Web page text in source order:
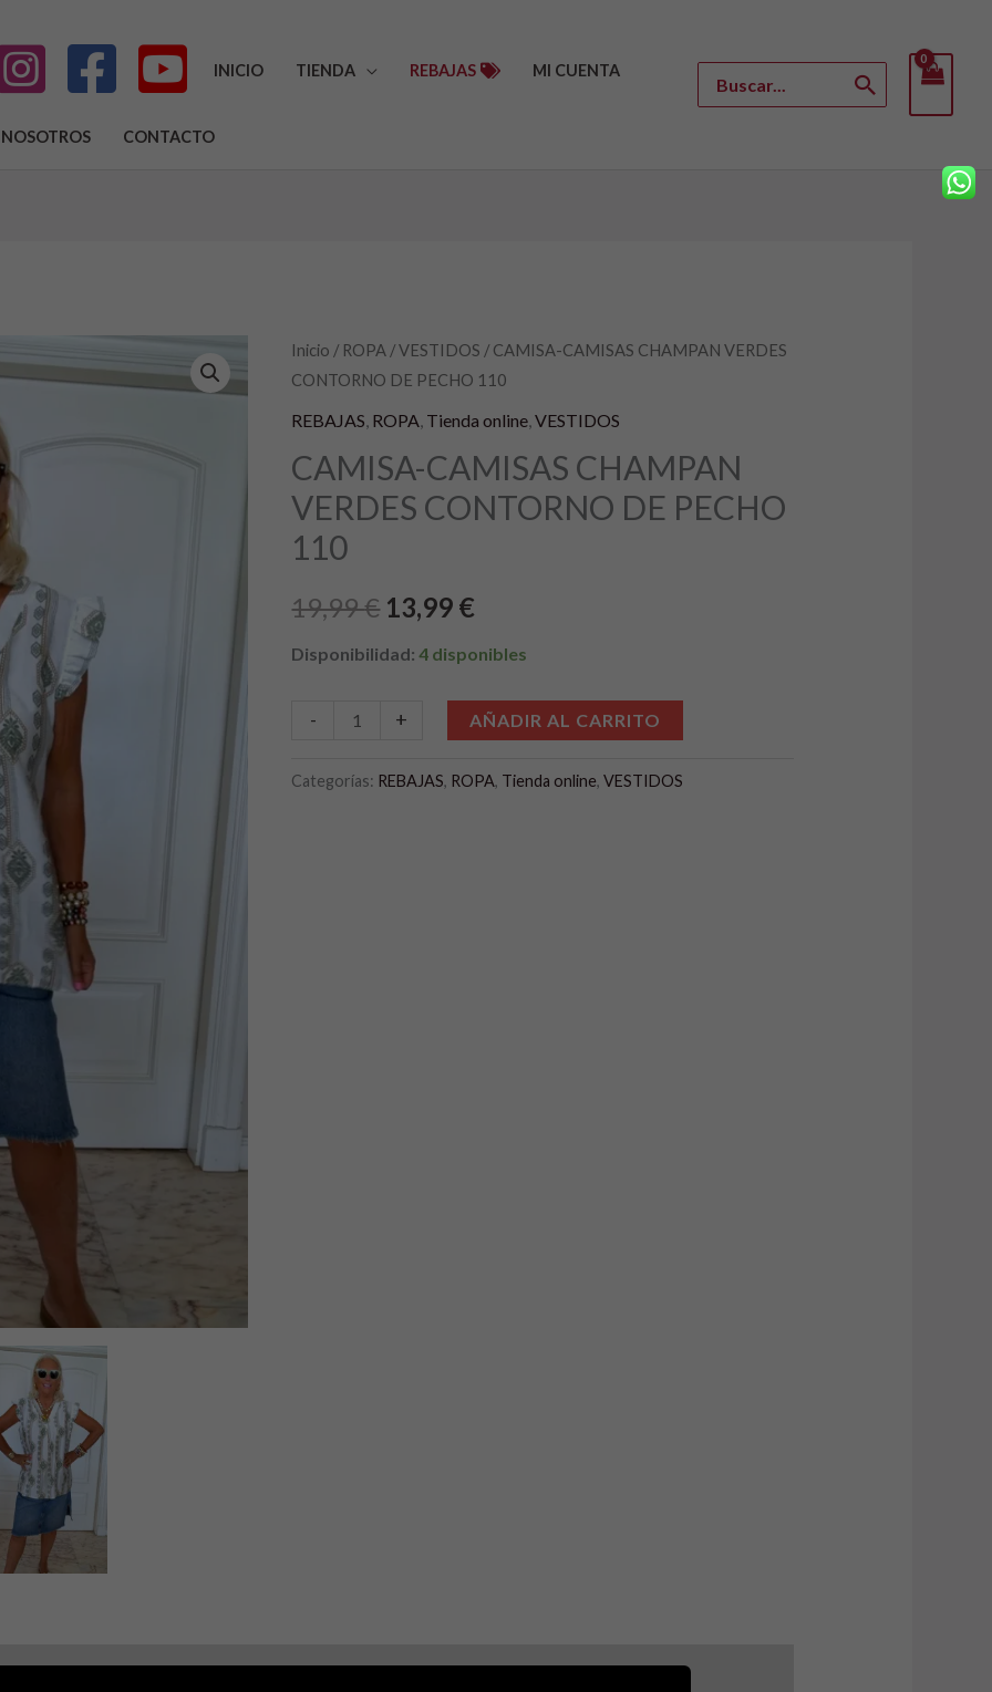
INICIO TIENDA REBAJAS MI CUENTA
NOSOTROS CONTACTO
por:
Inicio / ROPA /VESTIDOS / CAMISA-CAMISAS CHAMPAN VERDES
CONTORNO DE PECHO 110
REBAJAS, ROPA, Tienda online,VESTIDOS
CAMISA-CAMISAS CHAMPAN
VERDES CONTORNO DE PECHO
110
19,99€
El
precio
original
era:
13,99 €
El
precio
actual
es:
Disponibilidad: 4 disponibles
-
CAMISA-
CAMISAS
CHAMPAN
CONTORNO
DE
PECHO
cantidad
+ AÑADIR AL CARRITO
Categorías: REBAJAS, ROPA, Tienda online,VESTIDOS